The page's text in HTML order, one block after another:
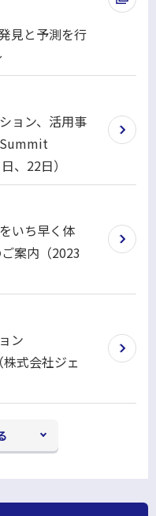
見と予測を行
ョン、活用事
、22日）
いち早く体
案内（2023
ン
株式会社ジェ